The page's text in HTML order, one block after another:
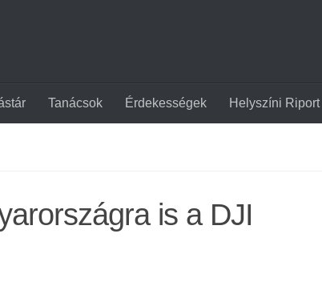
Tanácsok Érdekességek Helyszíni Riport
is a DJI